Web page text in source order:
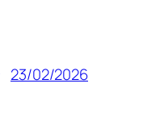
23/02/2026